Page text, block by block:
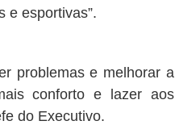
e esportivas”.
problemas e melhorar a
conforto e lazer aos
do Executivo.